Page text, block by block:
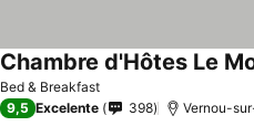
Bed & Breakfast
Chambre d'Hôtes Le
9,5 Excelente 398 Vernou-